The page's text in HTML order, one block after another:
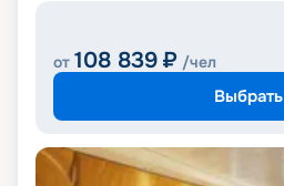
от 108 839 ₽ /чел
Выбрать